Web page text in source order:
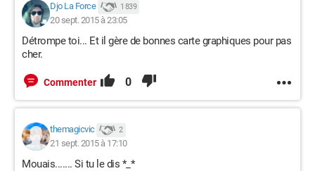
Djo La Force 1 839
20 sept. 2015 à 23:05
Détrompe toi... Et il gère de bonnes carte graphiques pour pas
cher.
Commenter 0
themagicvic 2
21 sept. 2015 à 17:10
Mouais....... Si tu le dis *_*